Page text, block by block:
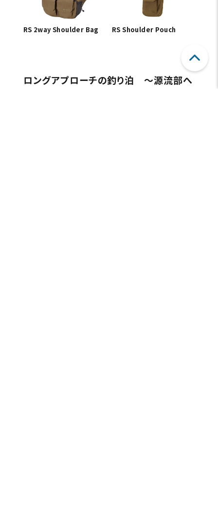
RS 2way Shoulder Bag RS Shoulder Pouch
ロングアプローチの釣り泊 〜源流部へ